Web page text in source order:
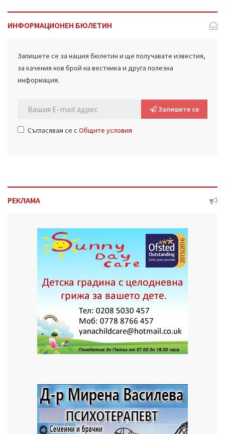
ИНФОРМАЦИОНЕН БЮЛЕТИН
Запишете се за нашия бюлетин и ще получавате известия,
за качения нов брой на вестника и друга полезна
информация.
Запишете се
Съгласявам се с Общите условия
РЕКЛАМА